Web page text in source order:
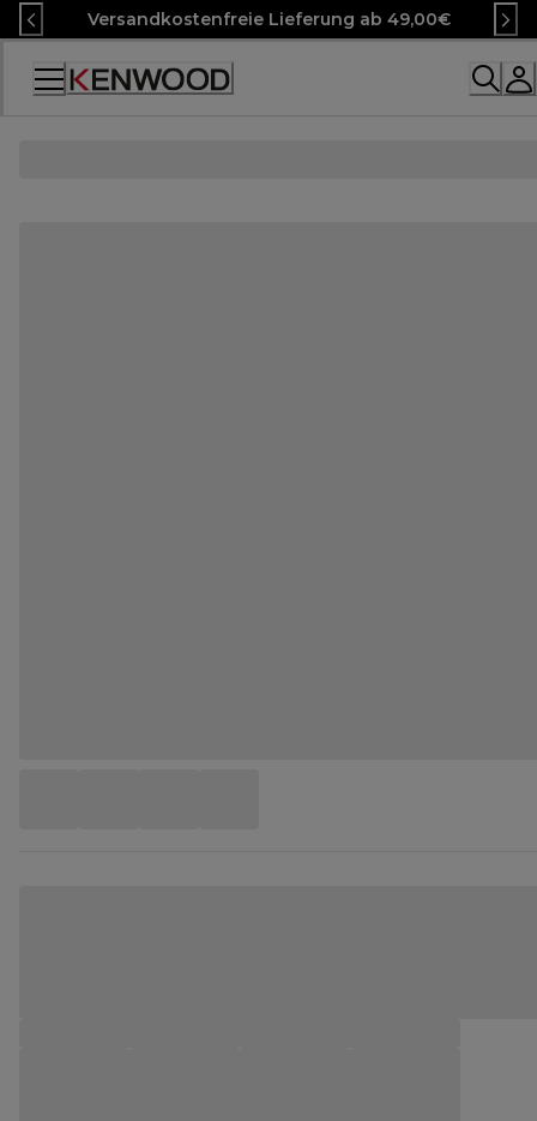
Skip
to
Content
Versandkostenfreie Lieferung ab 49,00€
Accessibility